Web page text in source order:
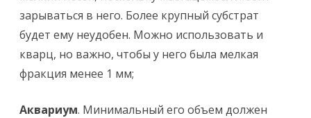
зарываться в него. Более крупный субстрат
будет ему неудобен. Можно использовать и
кварц, но важно, чтобы у него была мелкая
фракция менее 1 мм;
Аквариум. Минимальный его объем должен